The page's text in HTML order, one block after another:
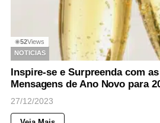
◉52Views
NOTICIAS
Inspire-se e Surpreenda com
Mensagens de Ano Novo para
27/12/2023